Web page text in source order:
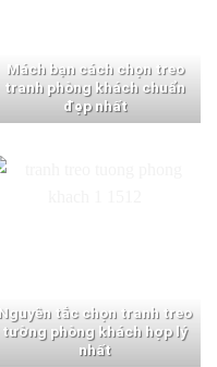
Mách bạn cách chọn treo
tranh phòng khách chuẩn
đẹp nhất
Nguyên tắc chọn tranh treo
tường phòng khách hợp lý
nhất